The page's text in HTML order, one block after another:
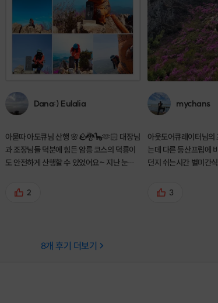
Dana:) Eulalia
아묻따 아도큐님 산행 🌸🪨🐉🦕🫶🏻 대장님
과 조장님들 덕분에 힘든 암릉 코스의 덕룡이
도 안전하게 산행할 수 있었어요~ 지난 눈꽃
한 안목과 일정에 감탄과 반해 점점 고인물 크
2
mychans
아웃도어큐레이터님의 프립은 처
는데 다른 등산프립에
던지 쉬는시간 별미간
력을 알게되어 설악산
3
8개 후기 더보기